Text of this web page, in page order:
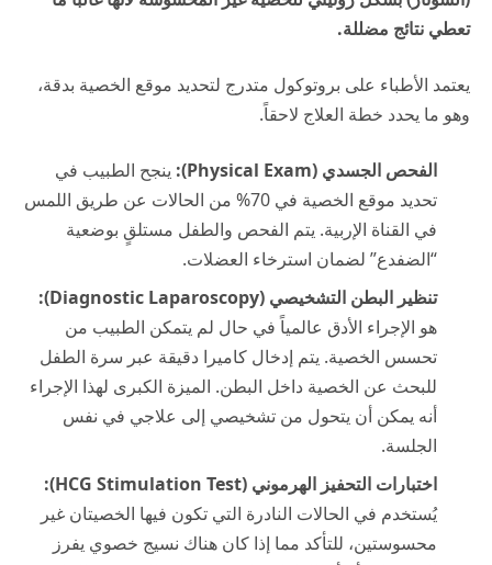
تعطي نتائج مضللة.
يعتمد الأطباء على بروتوكول متدرج لتحديد موقع الخصية بدقة،
وهو ما يحدد خطة العلاج لاحقاً.
الفحص الجسدي (Physical Exam):
ينجح الطبيب في
تحديد موقع الخصية في 70% من الحالات عن طريق اللمس
في القناة الإربية. يتم الفحص والطفل مستلقٍ بوضعية
“الضفدع” لضمان استرخاء العضلات.
تنظير البطن التشخيصي (Diagnostic Laparoscopy):
هو الإجراء الأدق عالمياً في حال لم يتمكن الطبيب من
تحسس الخصية. يتم إدخال كاميرا دقيقة عبر سرة الطفل
للبحث عن الخصية داخل البطن. الميزة الكبرى لهذا الإجراء
أنه يمكن أن يتحول من تشخيصي إلى علاجي في نفس
الجلسة.
اختبارات التحفيز الهرموني (HCG Stimulation Test):
يُستخدم في الحالات النادرة التي تكون فيها الخصيتان غير
محسوستين، للتأكد مما إذا كان هناك نسيج خصوي يفرز